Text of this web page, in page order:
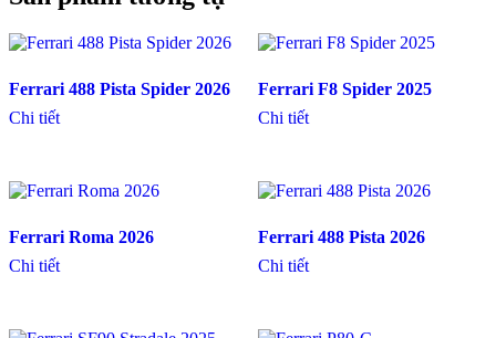
Ferrari 488 Pista Spider 2026
Chi tiết
Ferrari F8 Spider 2025
Chi tiết
Ferrari Roma 2026
Chi tiết
Ferrari 488 Pista 2026
Chi tiết